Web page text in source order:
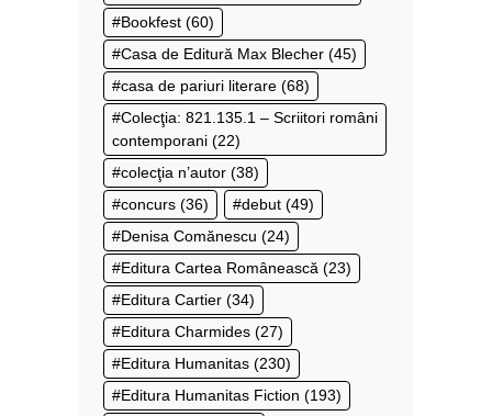
Bookfest (60)
Casa de Editură Max Blecher (45)
casa de pariuri literare (68)
Colecţia: 821.135.1 – Scriitori români
contemporani (22)
colecţia n’autor (38)
concurs (36) debut (49)
Denisa Comănescu (24)
Editura Cartea Românească (23)
Editura Cartier (34)
Editura Charmides (27)
Editura Humanitas (230)
Editura Humanitas Fiction (193)